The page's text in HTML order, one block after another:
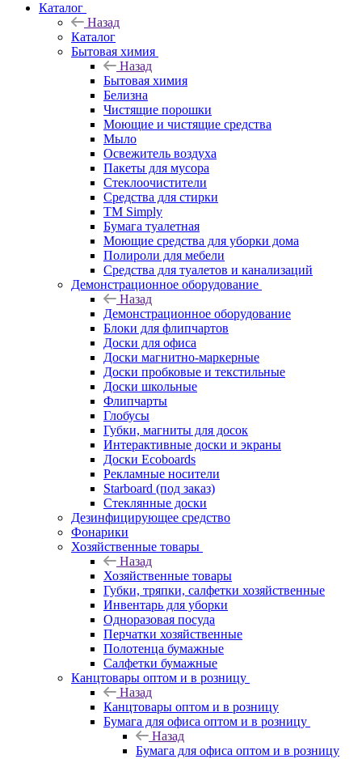
Каталог
Назад
Каталог
Бытовая химия
Назад
Бытовая химия
Белизна
Чистящие порошки
Моющие и чистящие средства
Мыло
Освежитель воздуха
Пакеты для мусора
Стеклоочистители
Средства для стирки
TM Simply
Бумага туалетная
Моющие средства для уборки дома
Полироли для мебели
Средства для туалетов и канализаций
Демонстрационное оборудование
Назад
Демонстрационное оборудование
Блоки для флипчартов
Доски для офиса
Доски магнитно-маркерные
Доски пробковые и текстильные
Доски школьные
Флипчарты
Глобусы
Губки, магниты для досок
Интерактивные доски и экраны
Доски Ecoboards
Рекламные носители
Starboard (под заказ)
Стеклянные доски
Дезинфицирующее средство
Фонарики
Хозяйственные товары
Назад
Хозяйственные товары
Губки, тряпки, салфетки хозяйственные
Инвентарь для уборки
Одноразовая посуда
Перчатки хозяйственные
Полотенца бумажные
Салфетки бумажные
Канцтовары оптом и в розницу
Назад
Канцтовары оптом и в розницу
Бумага для офиса оптом и в розницу
Назад
Бумага для офиса оптом и в розницу